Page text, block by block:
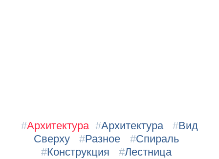
#Архитектура #Архитектура #Вид
Сверху
#Разное #Спираль
#Конструкция #Лестница